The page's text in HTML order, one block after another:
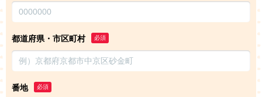
都道府県・市区町村 必須
番地 必須